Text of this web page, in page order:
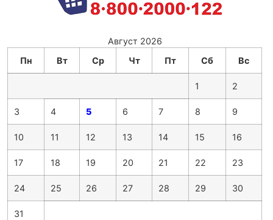
Август 2026
Пн
Вт Ср Чт Пт Сб Вс
1 2
3 4 5 6 7 8 9
10 11 12 13 14 15 16
17 18 19 20 21 22 23
24 25 26 27 28 29 30
31